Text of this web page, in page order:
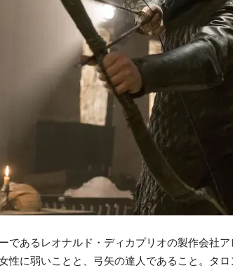
であるレオナルド・ディカプリオの製作会社
性に弱いことと、弓矢の達人であること。タ